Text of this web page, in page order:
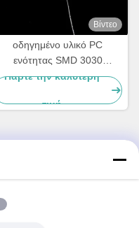
Βίντεο
οδηγημένο υλικό PC
ενότητας SMD 3030
φωτεινών σηματοδοτών
Πάρτε την καλύτερη
τιμή